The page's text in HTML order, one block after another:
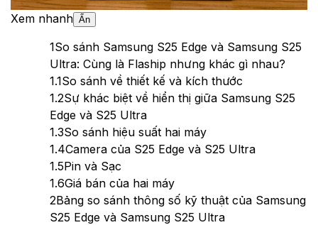
Xem nhanh Ẩn
1So sánh Samsung S25 Edge và Samsung S25
Ultra: Cùng là Flaship nhưng khác gì nhau?
1.1So sánh về thiết kế và kích thước
1.2Sự khác biệt về hiển thị giữa Samsung S25
Edge và S25 Ultra
1.3So sánh hiệu suất hai máy
1.4Camera của S25 Edge và S25 Ultra
1.5Pin và Sạc
1.6Giá bán của hai máy
2Bảng so sánh thông số kỹ thuật của Samsung
S25 Edge và Samsung S25 Ultra